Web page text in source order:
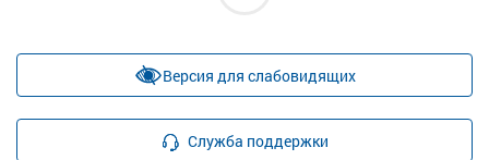
Версия для слабовидящих
Служба поддержки